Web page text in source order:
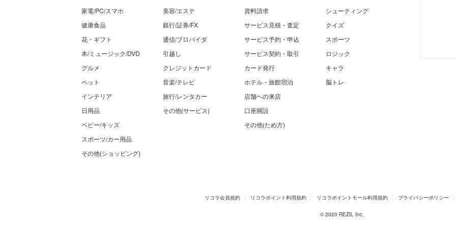
家電/PC/スマホ
健康食品
花・ギフト
本/ミュージック/DVD
グルメ
ペット
インテリア
日用品
ベビー/キッズ
スポーツ/カー用品
その他(ショッピング)
美容/エステ
銀行/証券/FX
通信/プロバイダ
引越し
クレジットカード
音楽/テレビ
旅行/レンタカー
その他(サービス)
資料請求
サービス見積・査定
サービス予約・申込
サービス契約・取引
カード発行
ホテル・旅館宿泊
店舗への来店
口座開設
その他(ため方)
シューティング
クイズ
スポーツ
ロジック
キャラ
脳トレ
リコラ会員規約 リコラポイント利用規約 リコラポイントモール利用規約 プライバシーポリシー
© 2020 REZIL Inc.